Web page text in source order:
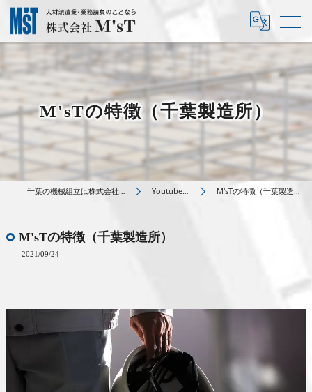
M'sTの特徴（千葉製造所）
千葉の機械組立は株式会社M’sT Youtube動画 M'sTの特徴（千葉製造所）
M'sTの特徴（千葉製造所）
2021/09/24